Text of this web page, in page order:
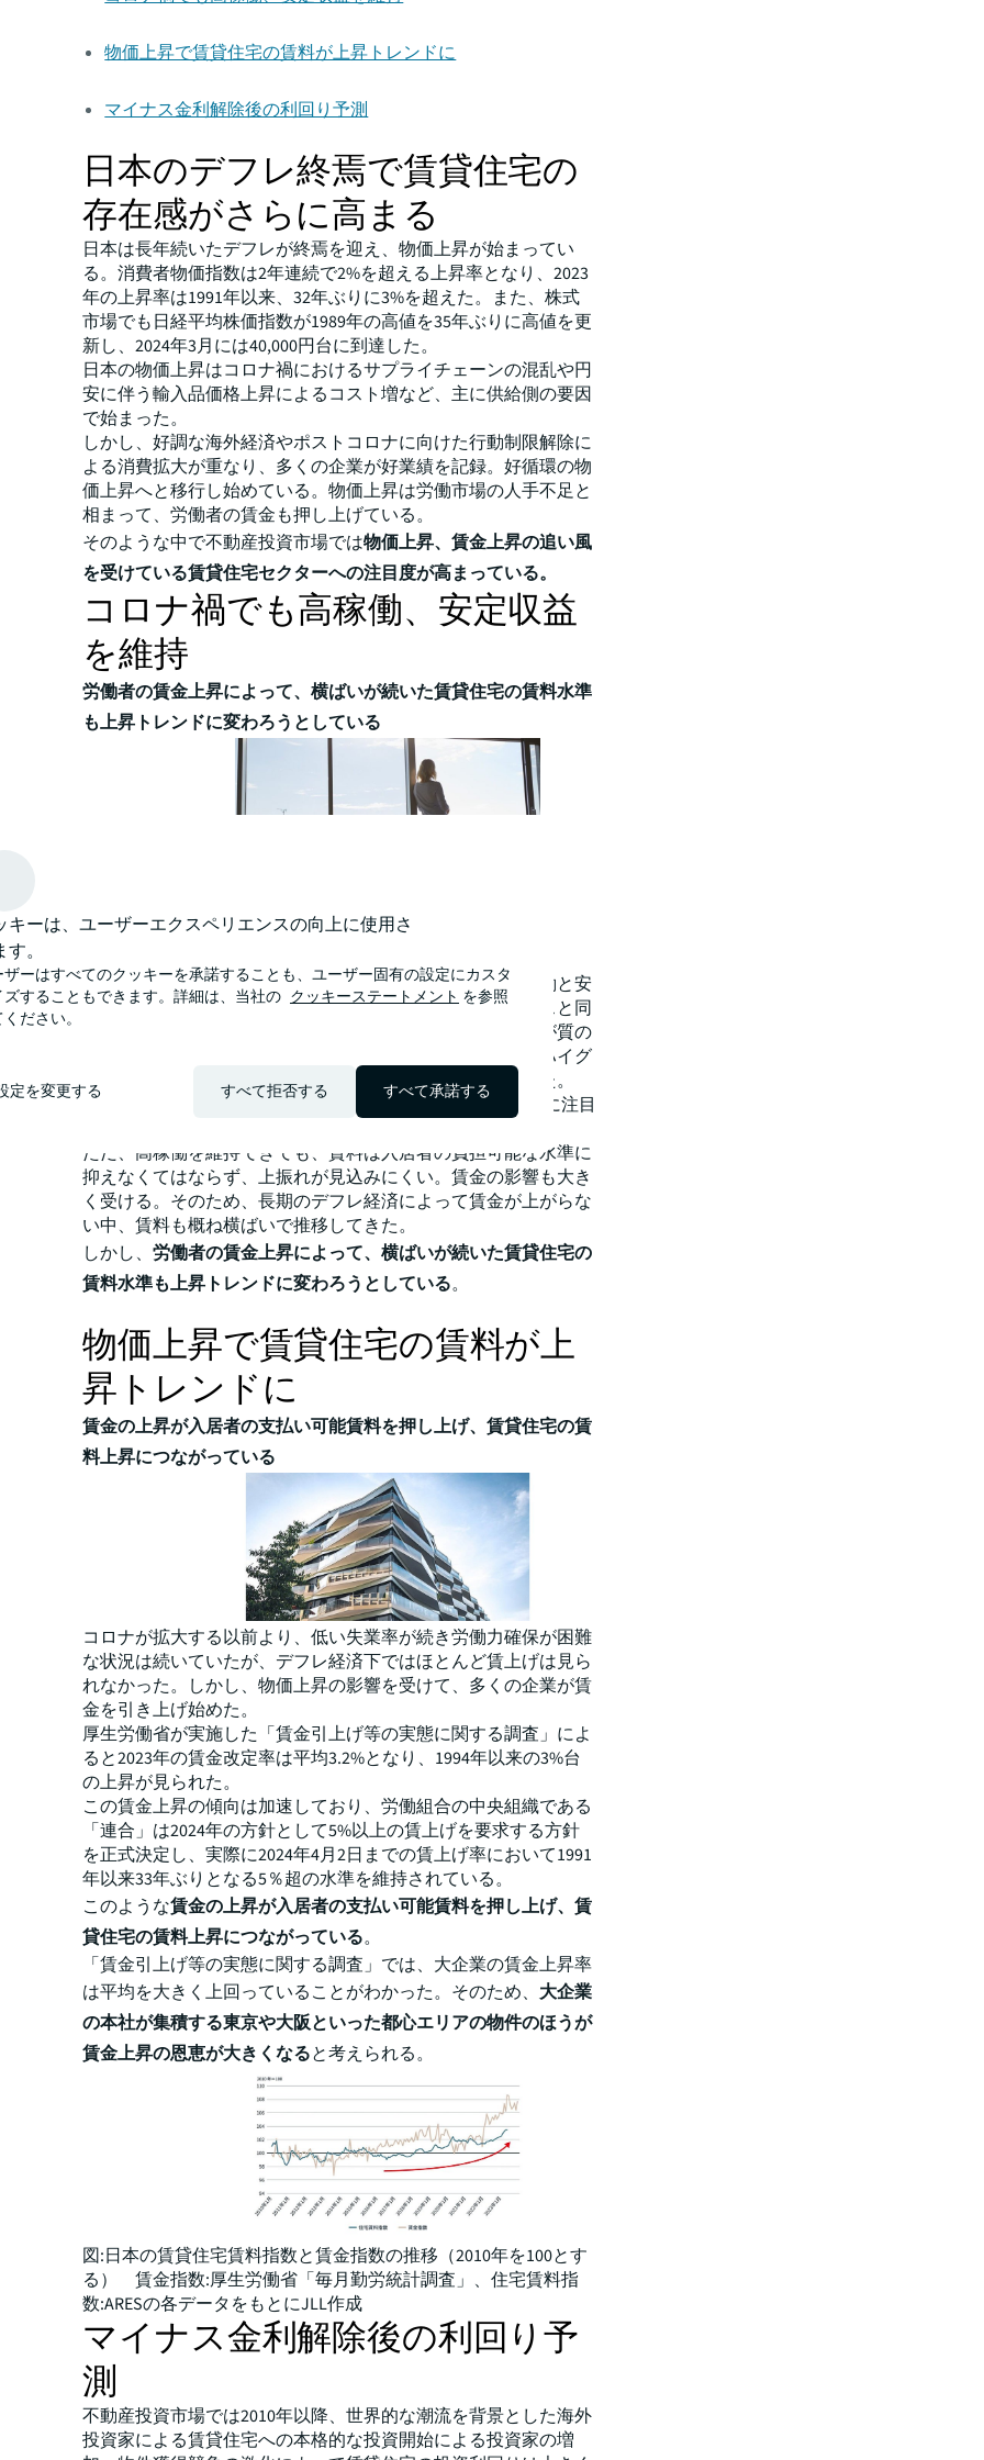
物価上昇で賃貸住宅の賃料が上昇トレンドに
マイナス金利解除後の利回り予測
日本のデフレ終焉で賃貸住宅の
存在感がさらに高まる
日本は長年続いたデフレが終焉を迎え、物価上昇が始まってい
る。消費者物価指数は2年連続で2%を超える上昇率となり、2023
年の上昇率は1991年以来、32年ぶりに3%を超えた。また、株式
市場でも日経平均株価指数が1989年の高値を35年ぶりに高値を更
新し、2024年3月には40,000円台に到達した。
日本の物価上昇はコロナ禍におけるサプライチェーンの混乱や円
安に伴う輸入品価格上昇によるコスト増など、主に供給側の要因
で始まった。
しかし、好調な海外経済やポストコロナに向けた行動制限解除に
よる消費拡大が重なり、多くの企業が好業績を記録。好循環の物
価上昇へと移行し始めている。物価上昇は労働市場の人手不足と
相まって、労働者の賃金も押し上げている。
そのような中で不動産投資市場では物価上昇、賃金上昇の追い風
を受けている賃貸住宅セクターへの注目度が高まっている。
コロナ禍でも高稼働、安定収益
を維持
労働者の賃金上昇によって、横ばいが続いた賃貸住宅の賃料水準
も上昇トレンドに変わろうとしている
賃貸住宅セクターは景気変動の影響を受けにくく、高い稼働と安
定した賃料が続く不動産投資市場として、日本ではオフィスと同
じく歴史ある投資対象であった。コロナ禍においては人々が質の
高い居住環境を求めたこともあり、投資対象となるようなハイグ
レード物件は高稼働で推移し、安定した賃料収入が得られた。
関連記事:コロナ禍で海外投資家が日本の賃貸集合住宅市場に注目
ただ、高稼働を維持できても、賃料は入居者の負担可能な水準に
抑えなくてはならず、上振れが見込みにくい。賃金の影響も大き
く受ける。そのため、長期のデフレ経済によって賃金が上がらな
い中、賃料も概ね横ばいで推移してきた。
しかし、労働者の賃金上昇によって、横ばいが続いた賃貸住宅の
賃料水準も上昇トレンドに変わろうとしている。
物価上昇で賃貸住宅の賃料が上
昇トレンドに
賃金の上昇が入居者の支払い可能賃料を押し上げ、賃貸住宅の賃
料上昇につながっている
コロナが拡大する以前より、低い失業率が続き労働力確保が困難
な状況は続いていたが、デフレ経済下ではほとんど賃上げは見ら
れなかった。しかし、物価上昇の影響を受けて、多くの企業が賃
金を引き上げ始めた。
厚生労働省が実施した「賃金引上げ等の実態に関する調査」によ
ると2023年の賃金改定率は平均3.2%となり、1994年以来の3%台
の上昇が見られた。
この賃金上昇の傾向は加速しており、労働組合の中央組織である
「連合」は2024年の方針として5%以上の賃上げを要求する方針
を正式決定し、実際に2024年4月2日までの賃上げ率において1991
年以来33年ぶりとなる5％超の水準を維持されている。
このような賃金の上昇が入居者の支払い可能賃料を押し上げ、賃
貸住宅の賃料上昇につながっている。
「賃金引上げ等の実態に関する調査」では、大企業の賃金上昇率
は平均を大きく上回っていることがわかった。そのため、大企業
の本社が集積する東京や大阪といった都心エリアの物件のほうが
賃金上昇の恩恵が大きくなると考えられる。
図:日本の賃貸住宅賃料指数と賃金指数の推移（2010年を100とす
る） 賃金指数:厚生労働省「毎月勤労統計調査」、住宅賃料指
数:ARESの各データをもとにJLL作成
マイナス金利解除後の利回り予
測
不動産投資市場では2010年以降、世界的な潮流を背景とした海外
投資家による賃貸住宅への本格的な投資開始による投資家の増
キーは、ユーザーエクスペリエンスの向上に使用さ
。
ザーはすべてのクッキーを承諾することも、ユーザー固有の設定にカスタ
ズすることもできます。詳細は、当社の クッキーステートメント を参照
ださい。
定を変更する すべて拒否する すべて承諾する